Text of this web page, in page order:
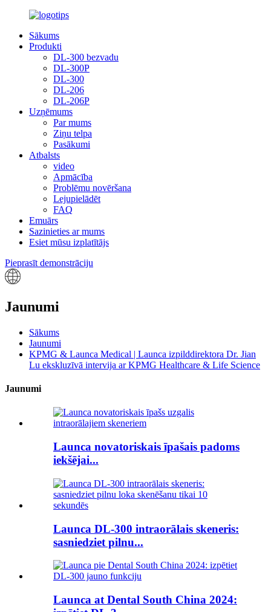
Sākums
Produkti
DL-300 bezvadu
DL-300P
DL-300
DL-206
DL-206P
Uzņēmums
Par mums
Ziņu telpa
Pasākumi
Atbalsts
video
Apmācība
Problēmu novēršana
Lejupielādēt
FAQ
Emuārs
Sazinieties ar mums
Esiet mūsu izplatītājs
Pieprasīt demonstrāciju
Jaunumi
Sākums
Jaunumi
KPMG & Launca Medical | Launca izpilddirektora Dr. Jian
Lu ekskluzīvā intervija ar KPMG Healthcare & Life Science
Jaunumi
Launca novatoriskais īpašais padoms
iekšējai...
Launca DL-300 intraorālais skeneris:
sasniedziet pilnu...
Launca at Dental South China 2024: